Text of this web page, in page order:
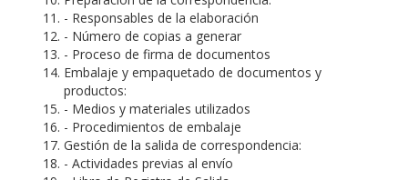
- Responsables de la elaboración
- Número de copias a generar
- Proceso de firma de documentos
Embalaje y empaquetado de documentos y
productos:
- Medios y materiales utilizados
- Procedimientos de embalaje
Gestión de la salida de correspondencia:
- Actividades previas al envío